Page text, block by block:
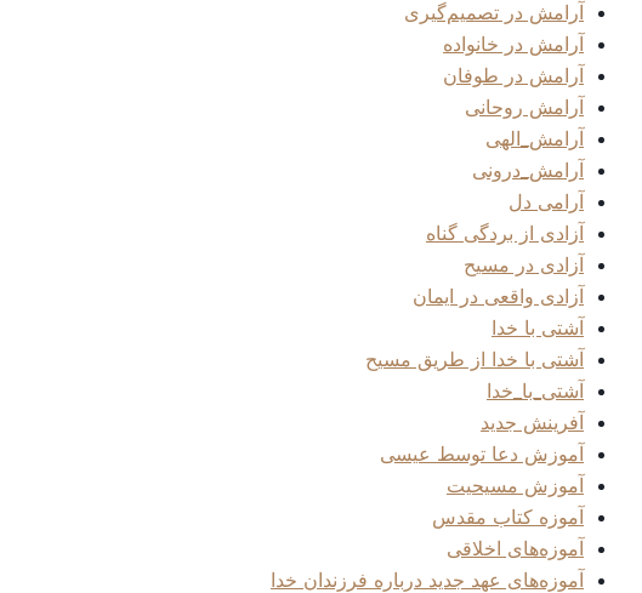
آرامش در تصمیم‌گیری
آرامش در خانواده
آرامش در طوفان
آرامش روحانی
آرامش_الهی
آرامش_درونی
آرامی دل
آزادی از بردگی گناه
آزادی در مسیح
آزادی واقعی در ایمان
آشتی با خدا
آشتی با خدا از طریق مسیح
آشتی_با_خدا
آفرینش جدید
آموزش دعا توسط عیسی
آموزش مسیحیت
آموزه کتاب مقدس
آموزه‌های اخلاقی
آموزه‌های عهد جدید درباره فرزندان خدا